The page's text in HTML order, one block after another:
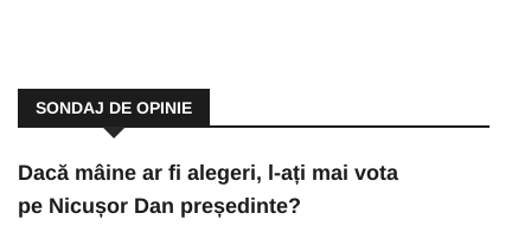
SONDAJ DE OPINIE
Dacă mâine ar fi alegeri, l-ați mai vota
pe Nicușor Dan președinte?